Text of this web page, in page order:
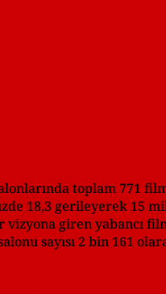
toplam 771
18,3 gerileyerek 15
vizyona giren yabancı
sayısı 2 bin 161